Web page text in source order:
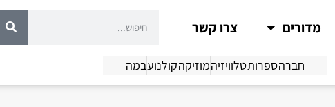
מדורים צרו קשר
חברהספרותטלוויזיהמוזיקהקולנועבמה